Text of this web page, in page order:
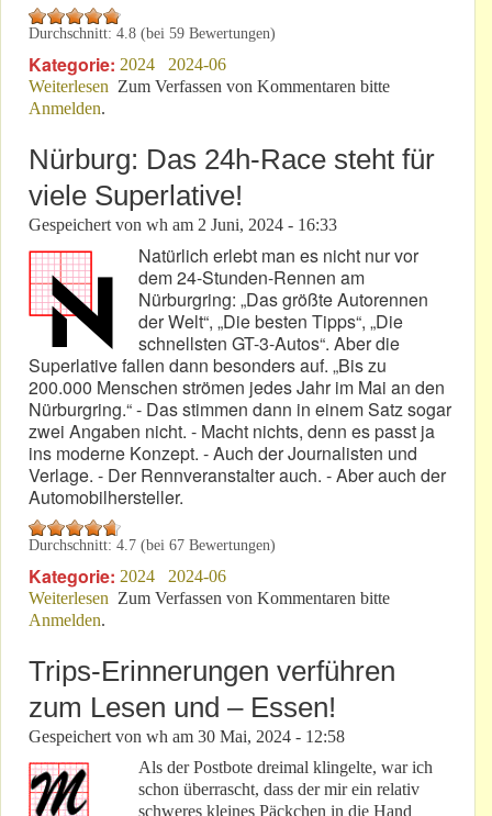
Durchschnitt: 4.8 (bei 59 Bewertungen)
Kategorie: 2024
2024-06
Weiterlesen über 24h-Rennen: „ROWE“ findet das Ergebnis
Zum Verfassen von Kommentaren bitte
Anmelden.
Nürburg: Das 24h-Race steht für
viele Superlative!
Gespeichert von wh am 2 Juni, 2024 - 16:33
Natürlich erlebt man es nicht nur vor
dem 24-Stunden-Rennen am
Nürburgring: „Das größte Autorennen
der Welt“, „Die besten Tipps“, „Die
schnellsten GT-3-Autos“. Aber die
Superlative fallen dann besonders auf. „Bis zu
200.000 Menschen strömen jedes Jahr im Mai an den
Nürburgring.“ - Das stimmen dann in einem Satz sogar
zwei Angaben nicht. - Macht nichts, denn es passt ja
ins moderne Konzept. - Auch der Journalisten und
Verlage. - Der Rennveranstalter auch. - Aber auch der
Automobilhersteller.
Durchschnitt: 4.7 (bei 67 Bewertungen)
Kategorie: 2024
2024-06
Weiterlesen über Nürburg: Das 24h-Race steht für viele
Zum Verfassen von Kommentaren bitte
Anmelden.
Trips-Erinnerungen verführen
zum Lesen und – Essen!
Gespeichert von wh am 30 Mai, 2024 - 12:58
Als der Postbote dreimal klingelte, war ich
schon überrascht, dass der mir ein relativ
schweres kleines Päckchen in die Hand